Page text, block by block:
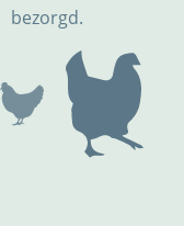
bezorgd.